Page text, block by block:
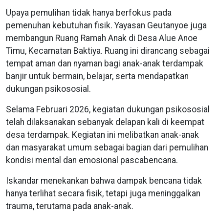
Upaya pemulihan tidak hanya berfokus pada
pemenuhan kebutuhan fisik. Yayasan Geutanyoe juga
membangun Ruang Ramah Anak di Desa Alue Anoe
Timu, Kecamatan Baktiya. Ruang ini dirancang sebagai
tempat aman dan nyaman bagi anak-anak terdampak
banjir untuk bermain, belajar, serta mendapatkan
dukungan psikososial.
Selama Februari 2026, kegiatan dukungan psikososial
telah dilaksanakan sebanyak delapan kali di keempat
desa terdampak. Kegiatan ini melibatkan anak-anak
dan masyarakat umum sebagai bagian dari pemulihan
kondisi mental dan emosional pascabencana.
Iskandar menekankan bahwa dampak bencana tidak
hanya terlihat secara fisik, tetapi juga meninggalkan
trauma, terutama pada anak-anak.